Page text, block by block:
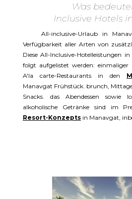
Was
Inclusive Hotels
All-inclusive-Urlaub in
Verfügbarkeit aller Arten von
Diese All-Inclusive-Hotelleistungen
folgt aufgelistet werden: einmaliger
A'la carte-Restaurants in den
Manavgat Frühstück. brunch,
Snacks. das Abendessen sowie
alkoholische Getränke sind im
Resort-Konzeptsin Manavgat,